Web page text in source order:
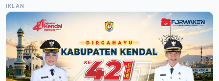
IKLAN